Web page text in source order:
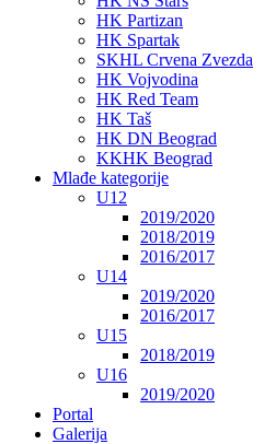
HK Partizan
HK Spartak
SKHL Crvena Zvezda
HK Vojvodina
HK Red Team
HK Taš
HK DN Beograd
KKHK Beograd
Mlađe kategorije
U12
2019/2020
2018/2019
2016/2017
U14
2019/2020
2016/2017
U15
2018/2019
U16
2019/2020
Portal
Galerija